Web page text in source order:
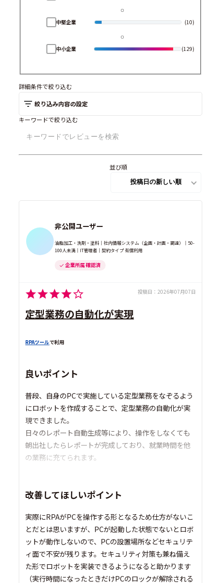
中堅企業 (10)
中小企業 (129)
詳細条件で絞り込む
絞り込み内容の設定
キーワードで絞り込む
並び順
非公開ユーザー
油脂加工・洗剤・塗料｜社内情報システム（企画・計画・調達）｜50-
100人未満｜IT管理者｜契約タイプ 有償利用
企業所属 確認済
投稿日： 2026年07月07日
定型業務の自動化が実現
RPAツールで利用
良いポイント
普段、自身のPCで実施している定型業務をなぞるよう
にロボットを作成することで、定型業務の自動化が実
現できました。
日々のレポート自動生成等により、操作をしなくても
朝出社したらレポートが完成しており、就業時間を他
の業務に充てられます。
改善してほしいポイント
実際にRPAがPCを操作する形となるため仕方がないこ
とだとは思いますが、PCが起動した状態でないとロボ
ットが動作しないので、PCの設置場所などセキュリテ
ィ面で不安が残ります。セキュリティ対策も兼ね備え
た形でロボットを実装できるようになると助かります
（実行時間になったときだけPCのロックが解除される